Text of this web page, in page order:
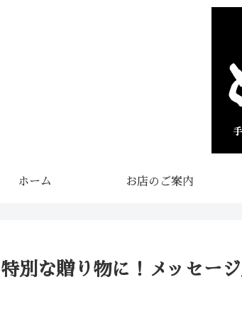
ホーム お店のご案内
特別な贈り物に！メッセー